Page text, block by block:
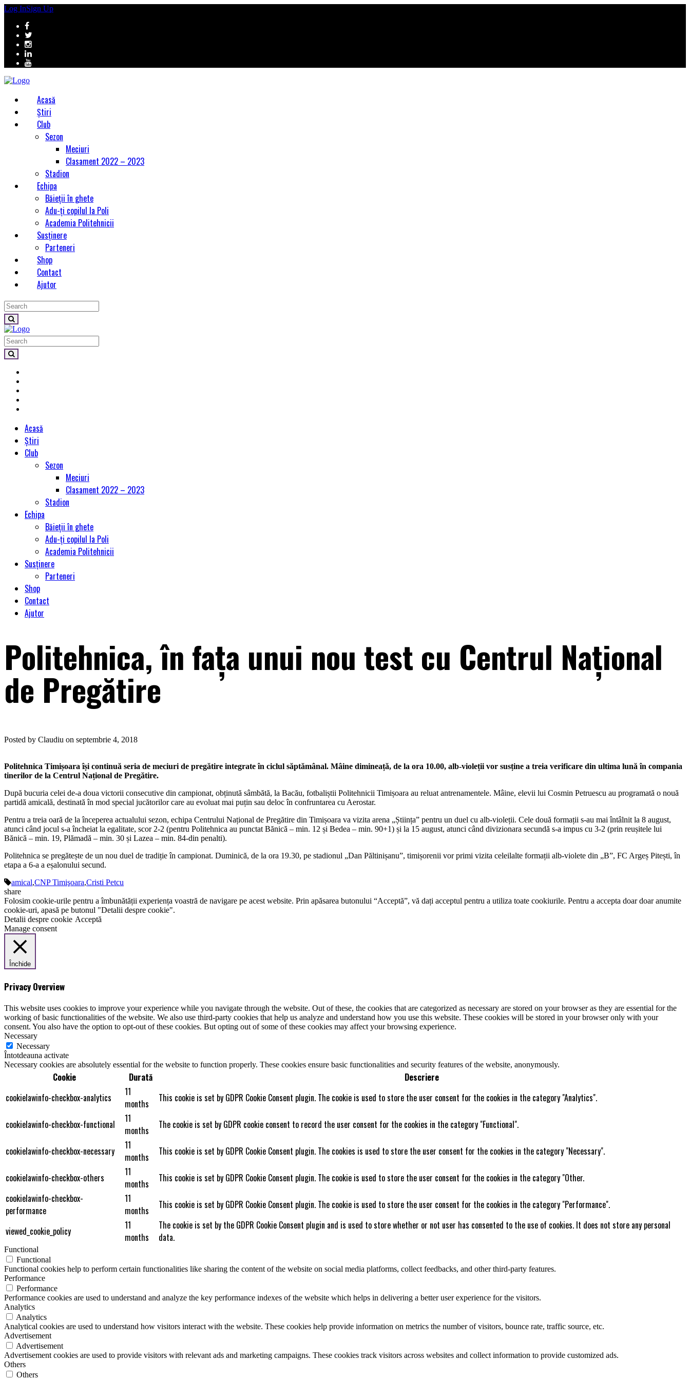
Log InSign Up
Acasă
Știri
Club
Sezon
Meciuri
Clasament 2022 – 2023
Stadion
Echipa
Băieții în ghete
Adu-ți copilul la Poli
Academia Politehnicii
Susținere
Parteneri
Shop
Contact
Ajutor
Acasă
Știri
Club
Sezon
Meciuri
Clasament 2022 – 2023
Stadion
Echipa
Băieții în ghete
Adu-ți copilul la Poli
Academia Politehnicii
Susținere
Parteneri
Shop
Contact
Ajutor
Politehnica, în fața unui nou test cu Centrul Național
de Pregătire
Posted by Claudiu on septembrie 4, 2018
Politehnica Timișoara își continuă seria de meciuri de pregătire integrate în ciclul săptămânal. Mâine dimineață, de la ora 10.00, alb-violeții vor susține a treia verificare din ultima lună în compania
tinerilor de la Centrul Național de Pregătire.
După bucuria celei de-a doua victorii consecutive din campionat, obținută sâmbătă, la Bacău, fotbaliștii Politehnicii Timișoara au reluat antrenamentele. Mâine, elevii lui Cosmin Petruescu au programată o nouă
partidă amicală, destinată în mod special jucătorilor care au evoluat mai puțin sau deloc în confruntarea cu Aerostar.
Pentru a treia oară de la începerea actualului sezon, echipa Centrului Național de Pregătire din Timișoara va vizita arena „Știința” pentru un duel cu alb-violeții. Cele două formații s-au mai întâlnit la 8 august,
atunci când jocul s-a încheiat la egalitate, scor 2-2 (pentru Politehnica au punctat Bănică – min. 12 și Bedea – min. 90+1) și la 15 august, atunci când divizionara secundă s-a impus cu 3-2 (prin reușitele lui
Bănică – min. 19, Plămadă – min. 30 și Lazea – min. 84-din penalti).
Politehnica se pregătește de un nou duel de tradiție în campionat. Duminică, de la ora 19.30, pe stadionul „Dan Păltinișanu”, timișorenii vor primi vizita celeilalte formații alb-violete din „B”, FC Argeș Pitești, în
etapa a 6-a a eșalonului secund.
amical,CNP Timişoara,Cristi Petcu
share
Folosim cookie-urile pentru a îmbunătății experiența voastră de navigare pe acest website. Prin apăsarea butonului “Acceptă”, vă dați acceptul pentru a utiliza toate cookiurile. Pentru a accepta doar doar anumite
cookie-uri, apasă pe butonul "Detalii despre cookie".
Detalii despre cookie Acceptă
Manage consent
Închide
Privacy Overview
This website uses cookies to improve your experience while you navigate through the website. Out of these, the cookies that are categorized as necessary are stored on your browser as they are essential for the
working of basic functionalities of the website. We also use third-party cookies that help us analyze and understand how you use this website. These cookies will be stored in your browser only with your
consent. You also have the option to opt-out of these cookies. But opting out of some of these cookies may affect your browsing experience.
Necessary
Necessary
Întotdeauna activate
Necessary cookies are absolutely essential for the website to function properly. These cookies ensure basic functionalities and security features of the website, anonymously.
Cookie Durată
Descriere
cookielawinfo-checkbox-analytics
11
months
This cookie is set by GDPR Cookie Consent plugin. The cookie is used to store the user consent for the cookies in the category "Analytics".
cookielawinfo-checkbox-functional
11
months
The cookie is set by GDPR cookie consent to record the user consent for the cookies in the category "Functional".
cookielawinfo-checkbox-necessary
11
months
This cookie is set by GDPR Cookie Consent plugin. The cookies is used to store the user consent for the cookies in the category "Necessary".
cookielawinfo-checkbox-others
11
months
This cookie is set by GDPR Cookie Consent plugin. The cookie is used to store the user consent for the cookies in the category "Other.
cookielawinfo-checkbox-
performance
11
months
This cookie is set by GDPR Cookie Consent plugin. The cookie is used to store the user consent for the cookies in the category "Performance".
viewed_cookie_policy
11
months
The cookie is set by the GDPR Cookie Consent plugin and is used to store whether or not user has consented to the use of cookies. It does not store any personal
data.
Functional
Functional
Functional cookies help to perform certain functionalities like sharing the content of the website on social media platforms, collect feedbacks, and other third-party features.
Performance
Performance
Performance cookies are used to understand and analyze the key performance indexes of the website which helps in delivering a better user experience for the visitors.
Analytics
Analytics
Analytical cookies are used to understand how visitors interact with the website. These cookies help provide information on metrics the number of visitors, bounce rate, traffic source, etc.
Advertisement
Advertisement
Advertisement cookies are used to provide visitors with relevant ads and marketing campaigns. These cookies track visitors across websites and collect information to provide customized ads.
Others
Others